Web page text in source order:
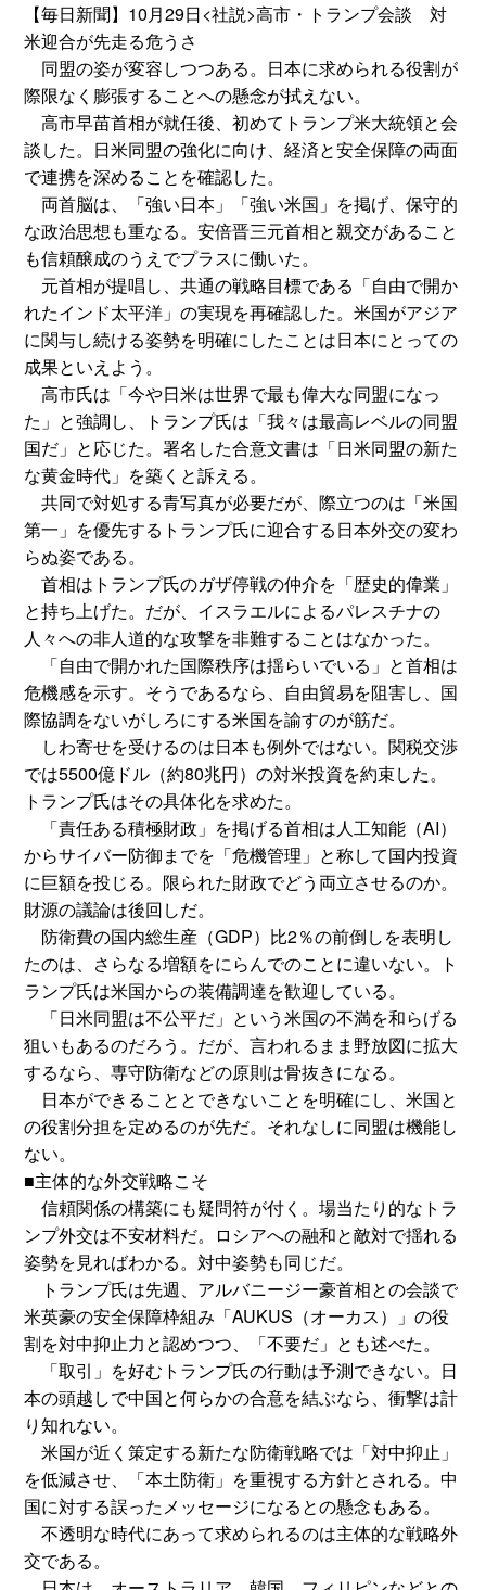
【毎日新聞】10月29日<社説>高市・トランプ会談 対
米迎合が先走る危うさ
同盟の姿が変容しつつある。日本に求められる役割が
際限なく膨張することへの懸念が拭えない。
高市早苗首相が就任後、初めてトランプ米大統領と会
談した。日米同盟の強化に向け、経済と安全保障の両面
で連携を深めることを確認した。
両首脳は、「強い日本」「強い米国」を掲げ、保守的
な政治思想も重なる。安倍晋三元首相と親交があること
も信頼醸成のうえでプラスに働いた。
元首相が提唱し、共通の戦略目標である「自由で開か
れたインド太平洋」の実現を再確認した。米国がアジア
に関与し続ける姿勢を明確にしたことは日本にとっての
成果といえよう。
高市氏は「今や日米は世界で最も偉大な同盟になっ
た」と強調し、トランプ氏は「我々は最高レベルの同盟
国だ」と応じた。署名した合意文書は「日米同盟の新た
な黄金時代」を築くと訴える。
共同で対処する青写真が必要だが、際立つのは「米国
第一」を優先するトランプ氏に迎合する日本外交の変わ
らぬ姿である。
首相はトランプ氏のガザ停戦の仲介を「歴史的偉業」
と持ち上げた。だが、イスラエルによるパレスチナの
人々への非人道的な攻撃を非難することはなかった。
「自由で開かれた国際秩序は揺らいでいる」と首相は
危機感を示す。そうであるなら、自由貿易を阻害し、国
際協調をないがしろにする米国を諭すのが筋だ。
しわ寄せを受けるのは日本も例外ではない。関税交渉
では5500億ドル（約80兆円）の対米投資を約束した。
トランプ氏はその具体化を求めた。
「責任ある積極財政」を掲げる首相は人工知能（AI）
からサイバー防御までを「危機管理」と称して国内投資
に巨額を投じる。限られた財政でどう両立させるのか。
財源の議論は後回しだ。
防衛費の国内総生産（GDP）比2％の前倒しを表明し
たのは、さらなる増額をにらんでのことに違いない。ト
ランプ氏は米国からの装備調達を歓迎している。
「日米同盟は不公平だ」という米国の不満を和らげる
狙いもあるのだろう。だが、言われるまま野放図に拡大
するなら、専守防衛などの原則は骨抜きになる。
日本ができることとできないことを明確にし、米国と
の役割分担を定めるのが先だ。それなしに同盟は機能し
ない。
■主体的な外交戦略こそ
信頼関係の構築にも疑問符が付く。場当たり的なトラ
ンプ外交は不安材料だ。ロシアへの融和と敵対で揺れる
姿勢を見ればわかる。対中姿勢も同じだ。
トランプ氏は先週、アルバニージー豪首相との会談で
米英豪の安全保障枠組み「AUKUS（オーカス）」の役
割を対中抑止力と認めつつ、「不要だ」とも述べた。
「取引」を好むトランプ氏の行動は予測できない。日
本の頭越しで中国と何らかの合意を結ぶなら、衝撃は計
り知れない。
米国が近く策定する新たな防衛戦略では「対中抑止」
を低減させ、「本土防衛」を重視する方針とされる。中
国に対する誤ったメッセージになるとの懸念もある。
不透明な時代にあって求められるのは主体的な戦略外
交である。